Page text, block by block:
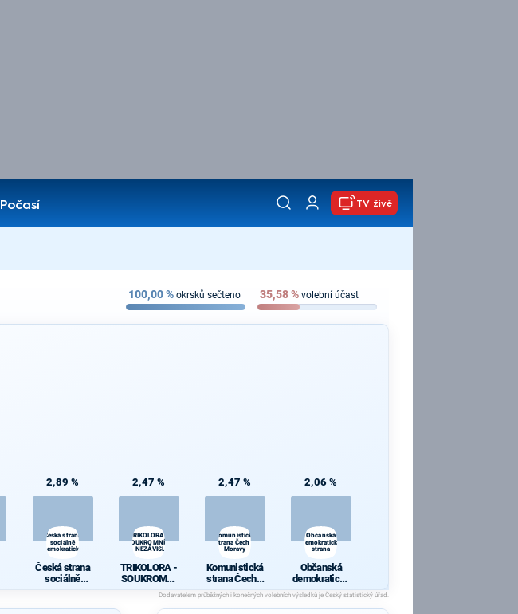
Počasí
TV živě
100,00% okrsků sečteno 35,58% volební účast
2,89 %
Česká strana
sociálně
demokratická
Česká strana
sociálně
demokratická
2,47 %
TRIKOLORA -
SOUKROMNÍCI
- NEZÁVISLÍ
TRIKOLORA -
SOUKROMNÍ
CI -
NEZÁVISLÍ
2,47 %
Komunistická
strana Čech a
Moravy
Komunistická
strana Čech a
Moravy
2,06 %
Občanská
demokratická
strana
Občanská
demokratická
strana